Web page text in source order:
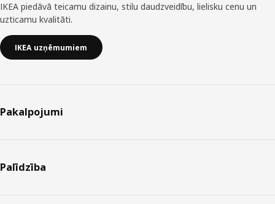
IKEA piedāvā teicamu dizainu, stilu daudzveidību, lielisku cenu un
uzticamu kvalitāti.
IKEA uzņēmumiem
Pakalpojumi
Palīdzība